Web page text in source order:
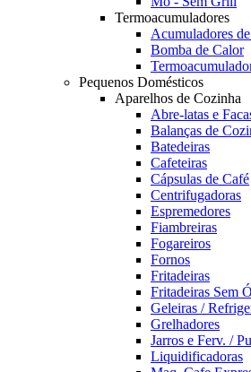
Termoacumuladores
Acumuladores
Bomba de Calor
Pequenos Domésticos
Aparelhos de Cozinha
Abre-latas e
Balanças de
Batedeiras
Cafeteiras
Cápsulas de Café
Centrifugadoras
Espremedores
Fiambreiras
Fogareiros
Fornos
Fritadeiras
Fritadeiras Sem
Geleiras /
Grelhadores
Jarros e Ferv. /
Liquidificadoras